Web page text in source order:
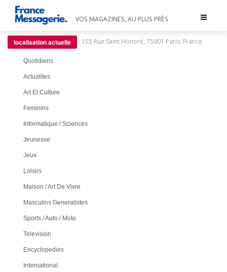
Toggle
VOS MAGAZINES, AU PLUS PRÈS
localisation actuelle : 155 Rue Saint Honoré, 75001 Paris, France
Quotidiens
Actualites
Art Et Culture
Feminins
Informatique / Sciences
Jeunesse
Jeux
Loisirs
Maison / Art De Vivre
Masculins Generalistes
Sports / Auto / Moto
Television
Encyclopedies
International